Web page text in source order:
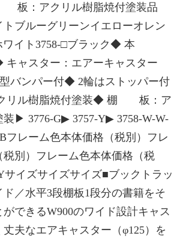
板：アクリル樹脂焼付塗装品
ブルーグリーンイエローオレン
ワイト3758-□ブラック◆ 本
ャスター：エアーキャスター
バンパー付◆ 2輪はストッパー付
リル樹脂焼付塗装◆ 棚 板：ア
装▶ 3776-G▶ 3757-Y▶ 3758-W-W-
フレーム色本体価格（税別）フレ
税別）フレーム色本体価格（税
サイズサイズサイズ■ブックトラッ
／水平3段棚板1段分の書籍をそ
できるW900のワイド設計キャス
夫なエアキャスター（φ125）を